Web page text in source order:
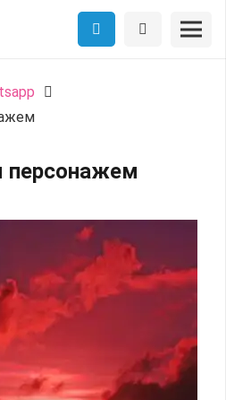
персонажем